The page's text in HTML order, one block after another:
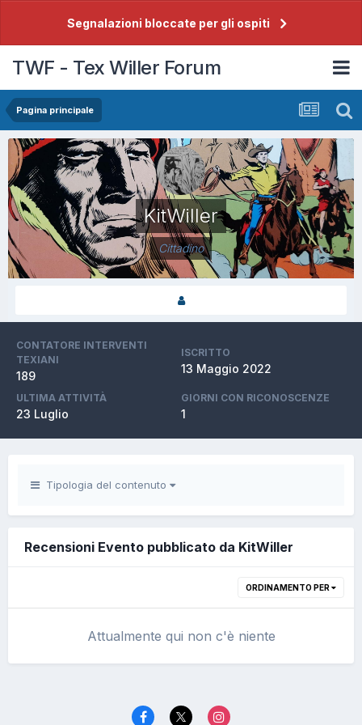
Segnalazioni bloccate per gli ospiti
TWF - Tex Willer Forum
Pagina principale
KitWiller
Cittadino
CONTATORE INTERVENTI
TEXIANI
189
ISCRITTO
13 Maggio 2022
ULTIMA ATTIVITÀ
23 Luglio
GIORNI CON RICONOSCENZE
1
Tipologia del contenuto
Recensioni Evento pubblicato da KitWiller
ORDINAMENTO PER
Attualmente qui non c'è niente